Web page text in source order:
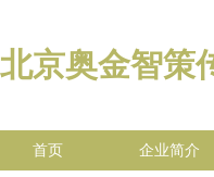
北京奥金智策
首页 企业简介